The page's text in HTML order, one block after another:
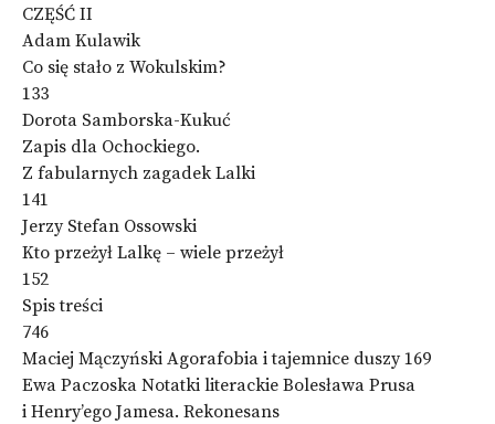
CZĘŚĆ II
Adam Kulawik
Co się stało z Wokulskim?
133
Dorota Samborska-Kukuć
Zapis dla Ochockiego.
Z fabularnych zagadek Lalki
141
Jerzy Stefan Ossowski
Kto przeżył Lalkę – wiele przeżył
152
Spis treści
746
Maciej Mączyński Agorafobia i tajemnice duszy 169
Ewa Paczoska Notatki literackie Bolesława Prusa
i Henry’ego Jamesa. Rekonesans